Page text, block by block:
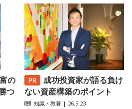
の
つ
成功投資家が語る負け
ない資産構築のポイント
知識・教養 | 26.3.23